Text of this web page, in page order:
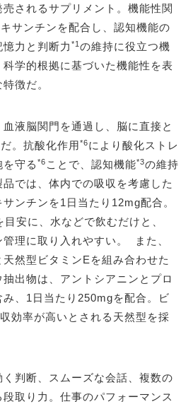
されるサプリメント。機能性関
サンチンを配合し、認知機能の
力と判断力 *1 の維持に役立つ機
学的根拠に基づいた機能性を表
徴だ。
液脳関門を通過し、脳に直接と
。抗酸化作用*6により酸化ストレ
守る *6 ことで、認知機能*3の維持
では、体内での吸収を考慮した
ンチンを1日当たり12mg配合。
安に、水などで飲むだけと、
理に取り入れやすい。 また、
然型ビタミンEを組み合わせた
出物は、アントシアニンとプロ
、1日当たり250mgを配合。ビ
効率が高いとされる天然型を採
判断、スムーズな会話、複数の
取り力。仕事のパフォーマンス